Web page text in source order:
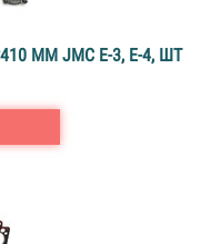
MM JMC Е-3, Е-4, ШТ